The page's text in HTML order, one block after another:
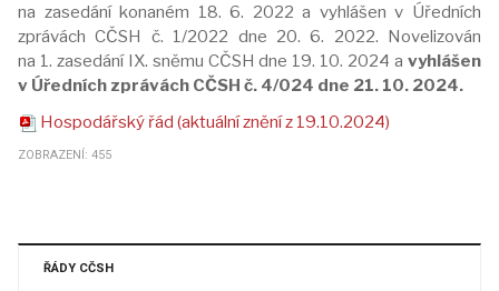
na zasedání konaném 18. 6. 2022 a vyhlášen v Úředních
zprávách CČSH č. 1/2022 dne 20. 6. 2022. Novelizován
na 1. zasedání IX. sněmu CČSH dne 19. 10. 2024 a vyhlášen
v Úředních zprávách CČSH č. 4/024 dne 21. 10. 2024.
Hospodářský řád (aktuální znění z 19.10.2024)
ZOBRAZENÍ: 455
ŘÁDY CČSH